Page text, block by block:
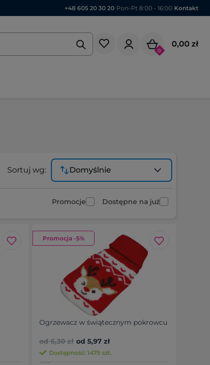
+48 605 20 30 20 Pon-Pt 8:00 - 16:00 Kontakt
0
0,00 zł
Sortuj wg: Domyślnie
Promocje Dostępne na już
Promocja -5%
Ogrzewacz w świątecznym pokrowcu
od 6,30 zł od 5,97 zł
Dostępność: 1479 szt.